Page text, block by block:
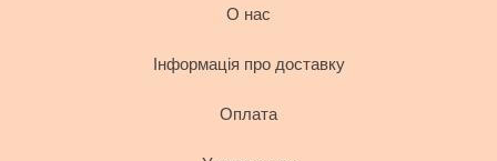
О нас
Інформація про доставку
Оплата